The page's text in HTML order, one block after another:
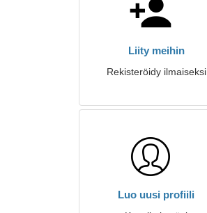
Liity meihin
Rekisteröidy ilmaiseksi
Luo uusi profiili